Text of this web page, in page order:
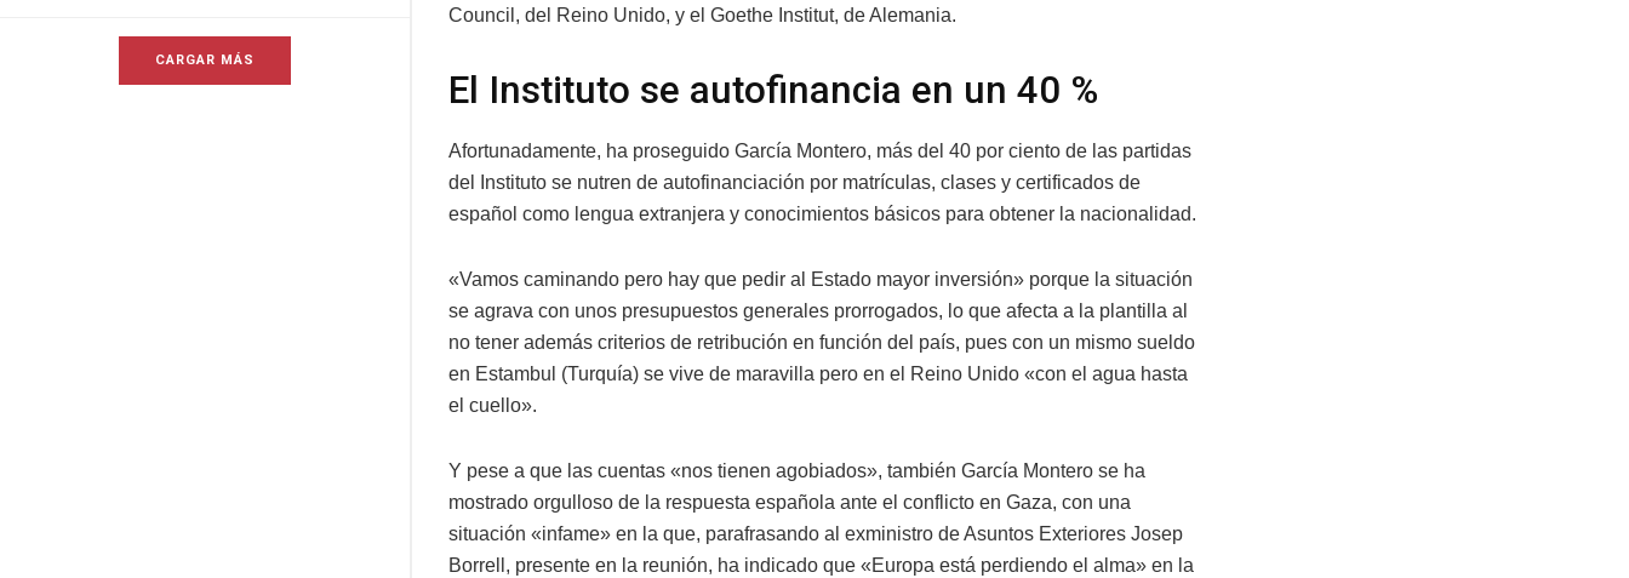
CARGAR MÁS
Council, del Reino Unido, y el Goethe Institut, de Alemania.
El Instituto se autofinancia en un 40 %
Afortunadamente, ha proseguido García Montero, más del 40 por ciento de las partidas
del Instituto se nutren de autofinanciación por matrículas, clases y certificados de
español como lengua extranjera y conocimientos básicos para obtener la nacionalidad.
«Vamos caminando pero hay que pedir al Estado mayor inversión» porque la situación
se agrava con unos presupuestos generales prorrogados, lo que afecta a la plantilla al
no tener además criterios de retribución en función del país, pues con un mismo sueldo
en Estambul (Turquía) se vive de maravilla pero en el Reino Unido «con el agua hasta
el cuello».
Y pese a que las cuentas «nos tienen agobiados», también García Montero se ha
mostrado orgulloso de la respuesta española ante el conflicto en Gaza, con una
situación «infame» en la que, parafrasando al exministro de Asuntos Exteriores Josep
Borrell, presente en la reunión, ha indicado que «Europa está perdiendo el alma» en la